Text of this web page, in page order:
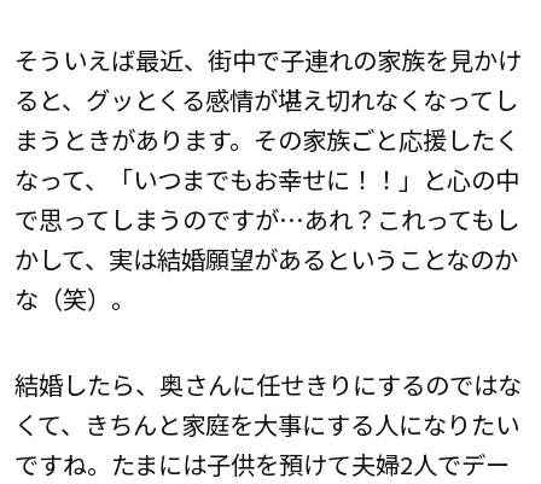
そういえば最近、街中で子連れの家族を見かけ
ると、グッとくる感情が堪え切れなくなってし
まうときがあります。その家族ごと応援したく
なって、「いつまでもお幸せに！！」と心の中
で思ってしまうのですが…あれ？これってもし
かして、実は結婚願望があるということなのか
な（笑）。
結婚したら、奥さんに任せきりにするのではな
くて、きちんと家庭を大事にする人になりたい
ですね。たまには子供を預けて夫婦2人でデー